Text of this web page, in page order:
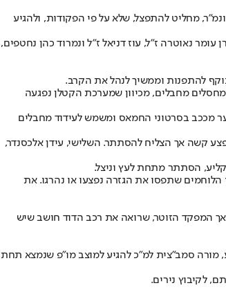
שכלל שני טנקים ונמ"ר, מחליט להתפצל, שלא על פי הפקודות, ולהגיע
נאוטרה ז"ל, עוז דניאל ז"ל ונמרוד כהן נחטפים,
מחבלים, מכיוון שמערכת הקטלן נפגעה
מככב בסרטוני החמאס ומשמש לעידוד מחבלים
קשה אך הצליח להסתתר. השלישי, עידן אלכסנדר,
הסתתר מתחת לעץ וניצל.
הכוחות, אומרים בצה"ל, נלחמו בחירוף נפש, אך היו מעטים מול רבים. בשעה 8:20 בבוקר כל שדרת הפיקוד של החטיבה נהרגה או נפצעה. בסוף היום יותר מ-100 מתוך 153 הלוחמים שתפסו את הגזרה נפצעו או נהרגו. את
המפקד הזוטר, שרואה את רכב הדוד חושב שיש
מורה סמב"צית למ"כ להגיע למוצב מו"פ שנמצא תחת